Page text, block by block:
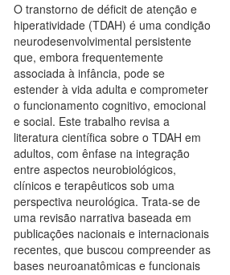
O transtorno de déficit de atenção e
hiperatividade (TDAH) é uma condição
neurodesenvolvimental persistente
que, embora frequentemente
associada à infância, pode se
estender à vida adulta e comprometer
o funcionamento cognitivo, emocional
e social. Este trabalho revisa a
literatura científica sobre o TDAH em
adultos, com ênfase na integração
entre aspectos neurobiológicos,
clínicos e terapêuticos sob uma
perspectiva neurológica. Trata-se de
uma revisão narrativa baseada em
publicações nacionais e internacionais
recentes, que buscou compreender as
bases neuroanatômicas e funcionais